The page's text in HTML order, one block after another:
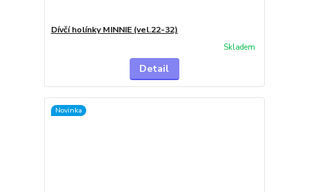
Dívčí holínky MINNIE (vel.22-32)
Skladem
Detail
Novinka